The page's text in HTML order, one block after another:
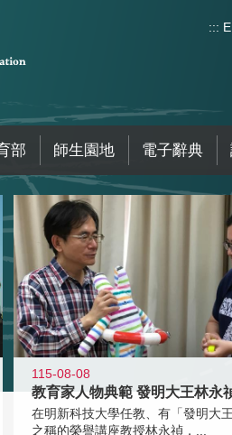
:::
部 師生園地 電子辭典
115-08-08
在明新科技大學任教、有「發明大王
之稱的榮譽講座教授林永禎，...